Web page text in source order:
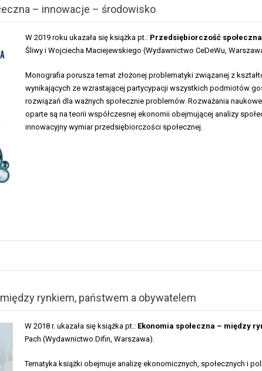
– innowacje – środowisko
W 2019 roku ukazała się książka pt.: Przedsiębiorczość
Śliwy i Wojciecha Maciejewskiego (Wydawnictwo CeDeWu,
Monografia porusza temat złożonej problematyki związanej z
wynikających ze wzrastającej partycypacji wszystkich podmiotów
rozwiązań dla ważnych społecznie problemów. Rozważania
oparte są na teorii współczesnej ekonomii obejmującej analizy
innowacyjny wymiar przedsiębiorczości społecznej.
rynkiem, państwem a obywatelem
W 2018 r. ukazała się książka pt.: Ekonomia społeczna – między
Pach (Wydawnictwo Difin, Warszawa).
Tematyka książki obejmuje analizę ekonomicznych, społecznych i